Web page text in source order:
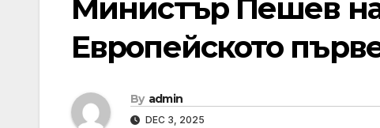
Министър Пешев
Европейското
By admin
DEC 3, 2025